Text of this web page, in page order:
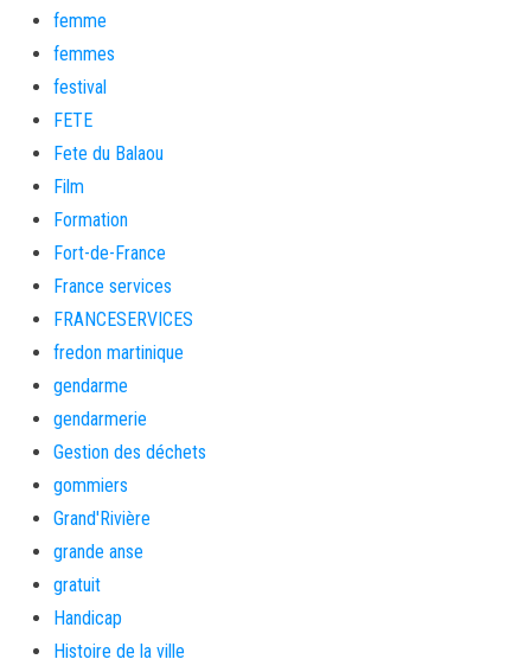
femme
femmes
festival
FETE
Fete du Balaou
Film
Formation
Fort-de-France
France services
FRANCESERVICES
fredon martinique
gendarme
gendarmerie
Gestion des déchets
gommiers
Grand'Rivière
grande anse
gratuit
Handicap
Histoire de la ville